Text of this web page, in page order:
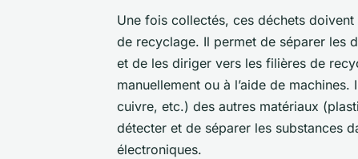
Une fois collectés, ces déchets doivent
de recyclage. Il permet de séparer les
et de les diriger vers les filières de
manuellement ou à l’aide de
cuivre, etc.) des autres matériaux
détecter et de séparer les substances
électroniques.